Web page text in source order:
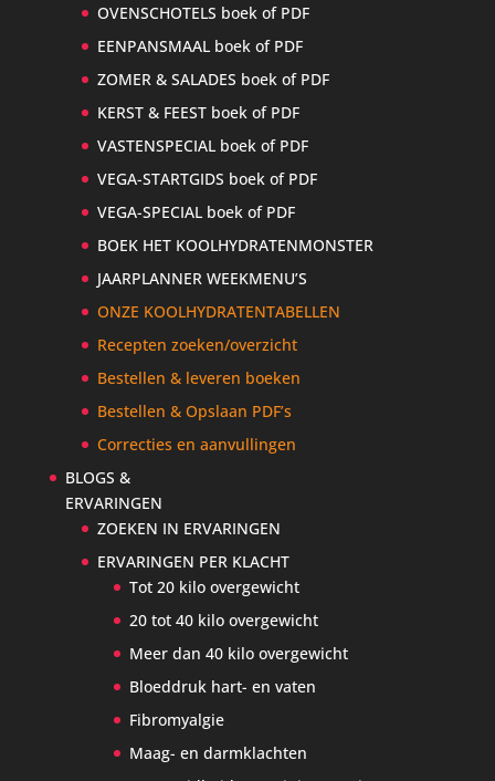
OVENSCHOTELS boek of PDF
EENPANSMAAL boek of PDF
ZOMER & SALADES boek of PDF
KERST & FEEST boek of PDF
VASTENSPECIAL boek of PDF
VEGA-STARTGIDS boek of PDF
VEGA-SPECIAL boek of PDF
BOEK HET KOOLHYDRATENMONSTER
JAARPLANNER WEEKMENU’S
ONZE KOOLHYDRATENTABELLEN
Recepten zoeken/overzicht
Bestellen & leveren boeken
Bestellen & Opslaan PDF’s
Correcties en aanvullingen
BLOGS &
ERVARINGEN
ZOEKEN IN ERVARINGEN
ERVARINGEN PER KLACHT
Tot 20 kilo overgewicht
20 tot 40 kilo overgewicht
Meer dan 40 kilo overgewicht
Bloeddruk hart- en vaten
Fibromyalgie
Maag- en darmklachten